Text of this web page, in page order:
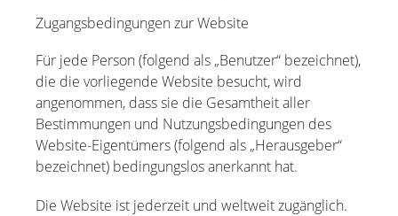
Zugangsbedingungen zur Website
Für jede Person (folgend als „Benutzer“ bezeichnet),
die die vorliegende Website besucht, wird
angenommen, dass sie die Gesamtheit aller
Bestimmungen und Nutzungsbedingungen des
Website-Eigentümers (folgend als „Herausgeber“
bezeichnet) bedingungslos anerkannt hat.
Die Website ist jederzeit und weltweit zugänglich.